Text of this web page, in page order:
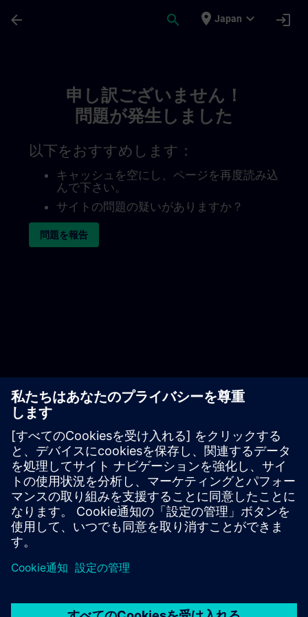
arrow_back search place Japan expand_more login
申し訳ございません！
問題が発生しました
以下をおすすめします：
キャッシュを空にし、ページを再度読み込
んで下さい。
サイトの問題の疑いがありますか？
問題を報告